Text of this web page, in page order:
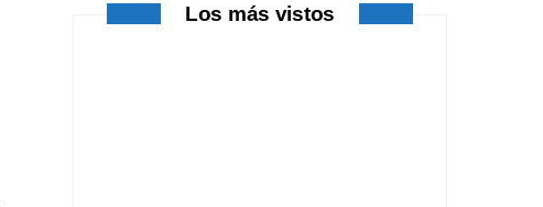
)
Los más vistos